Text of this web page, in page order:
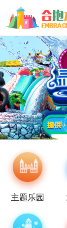
主题乐园